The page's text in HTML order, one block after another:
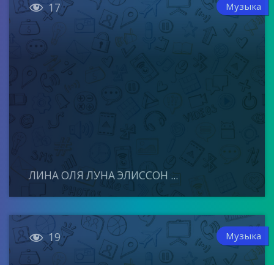
 17 Музыка
ЛИНА ОЛЯ ЛУНА ЭЛИССОН ...
 19 Музыка